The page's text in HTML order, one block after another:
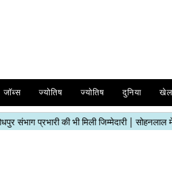
जॉब्स ज्योतिष ज्योतिष दुनिया खेल